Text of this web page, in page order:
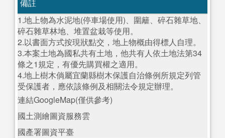
備註
1.地上物為水泥地(停車場使用)、圍籬、碎石雜草地、
碎石雜草林地、堆置盆栽等使用。
2.以書面方式按現狀點交，地上物概由得標人自理。
3.本案土地為國私共有土地，他共有人依土地法第34
條之1規定，有優先購買權之適用。
4.地上樹木倘屬宜蘭縣樹木保護自治條例所規定列管
受保護者，應依該條例及相關法令規定辦理。
連結GoogleMap(僅供參考)
國土測繪圖資服務雲
國產署圖資平臺